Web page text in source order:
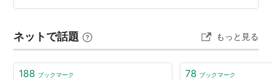
を取られるよね… 約7年前にブログを始めて、自分の時間
も継続している感じですし、「キ…
ネットで話題 もっと見る
188 ブックマーク 78 ブックマーク